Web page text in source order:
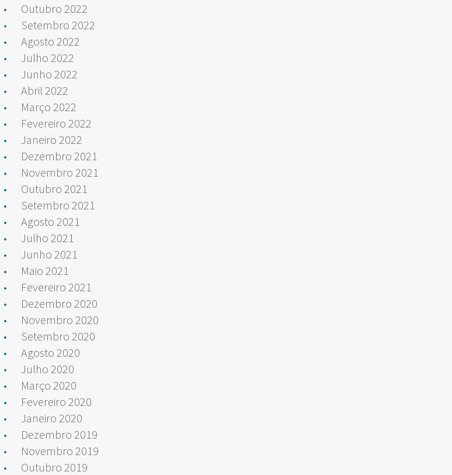
Outubro 2022
Setembro 2022
Agosto 2022
Julho 2022
Junho 2022
Abril 2022
Março 2022
Fevereiro 2022
Janeiro 2022
Dezembro 2021
Novembro 2021
Outubro 2021
Setembro 2021
Agosto 2021
Julho 2021
Junho 2021
Maio 2021
Fevereiro 2021
Dezembro 2020
Novembro 2020
Setembro 2020
Agosto 2020
Julho 2020
Março 2020
Fevereiro 2020
Janeiro 2020
Dezembro 2019
Novembro 2019
Outubro 2019